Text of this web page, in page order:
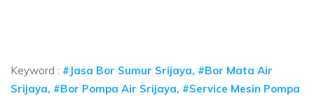
Keyword : #Jasa Bor Sumur Srijaya, #Bor Mata Air
Srijaya, #Bor Pompa Air Srijaya, #Service Mesin Pompa